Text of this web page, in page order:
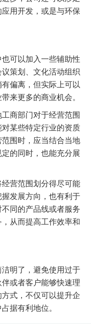
用开发，或是与环保
可以加入一些辅助性
策划、文化活动组织
偏离，但实际上可以
来更多的商业机会。
商部门对于经营范围
某些特定行业的资质
围时，应当结合当地
的同时，也能充分展
营范围划分得尽可能
发展方向，也有利于
同的产品线或者服务
从而提高工作效率和
明了，避免使用过于
或者客户能够快速理
式，不仅可以提升企
据有利地位。